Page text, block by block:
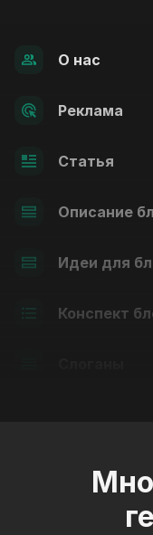
О нас
Реклама
Статья
Описание
Идеи для
Конспект